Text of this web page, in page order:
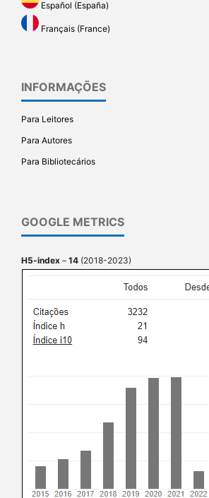
Español (España)
Français (France)
INFORMAÇÕES
Para Leitores
Para Autores
Para Bibliotecários
GOOGLE METRICS
H5-index – 14 (2018-2023)